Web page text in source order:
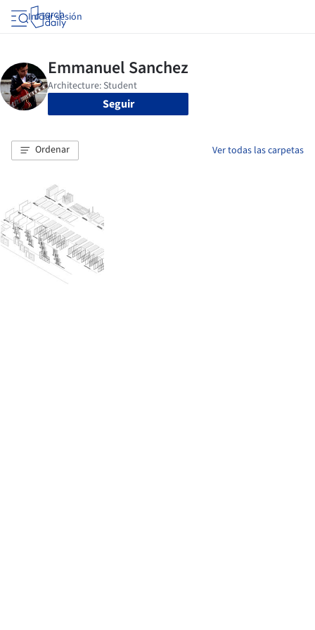
Iniciar sesión
Seguir
Ordenar Ver todas las carpetas